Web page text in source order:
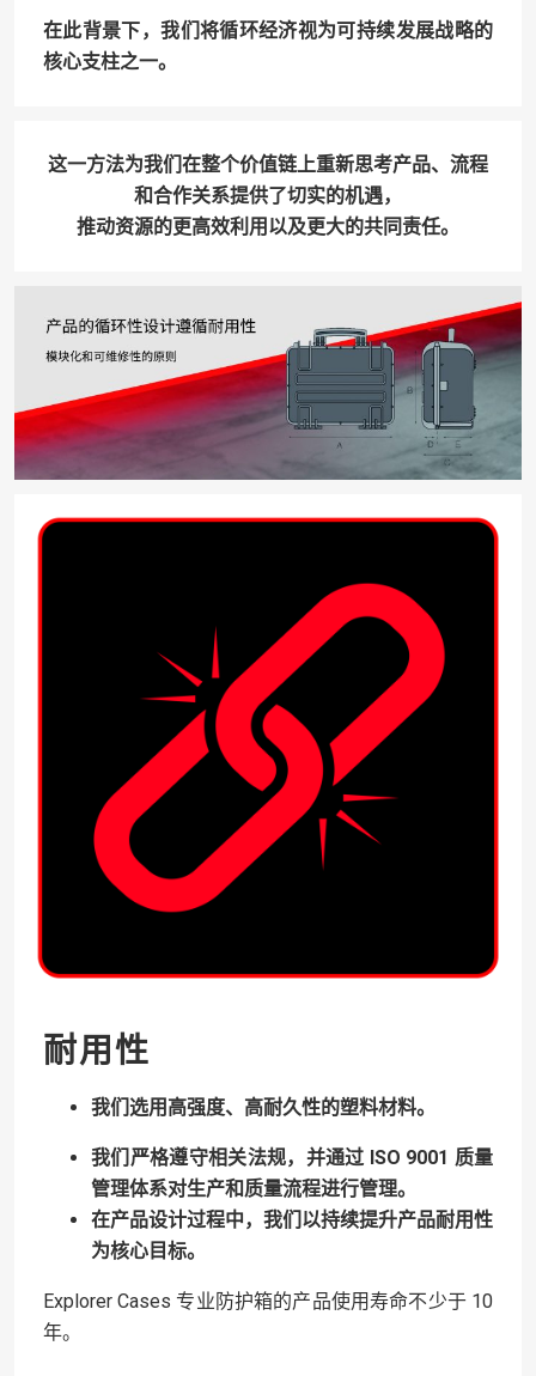
在此背景下，我们将循环经济视为可持续发展战略的
核心支柱之一。
这一方法为我们在整个价值链上重新思考产品、流程
和合作关系提供了切实的机遇，
推动资源的更高效利用以及更大的共同责任。
耐用性
我们选用高强度、高耐久性的塑料材料。
我们严格遵守相关法规，并通过 ISO 9001 质量
管理体系对生产和质量流程进行管理。
在产品设计过程中，我们以持续提升产品耐用性
为核心目标。
Explorer Cases 专业防护箱的产品使用寿命不少于 10
年。